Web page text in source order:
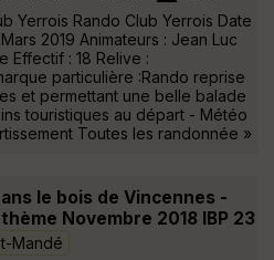
Yerrois Rando Club Yerrois Date
2019 Animateurs : Jean Luc
Effectif : 18 Relive :
particulière :Rando reprise
et permettant une belle balade
touristiques au départ - Météo
Toutes les randonnée »
le bois de Vincennes -
Novembre 2018 IBP 23
Mandé